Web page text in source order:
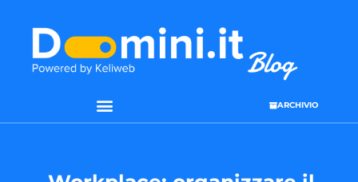
ARCHIVIO